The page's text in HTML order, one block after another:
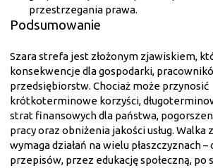
przestrzegania prawa.
Podsumowanie
Szara strefa jest złożonym zjawiskiem,
konsekwencje dla gospodarki,
przedsiębiorstw. Chociaż może przynosić
krótkoterminowe korzyści,
strat finansowych dla państwa,
pracy oraz obniżenia jakości usług. Walka
wymaga działań na wielu płaszczyznach
przepisów, przez edukację społeczną, po